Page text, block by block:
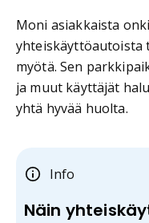
Moni asiakkaista
yhteiskäyttöautoista
myötä. Sen
ja muut käyttäjät
yhtä hyvää huolta.
Info
Näin